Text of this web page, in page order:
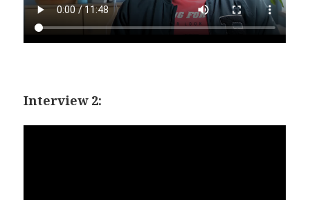
Interview 2: